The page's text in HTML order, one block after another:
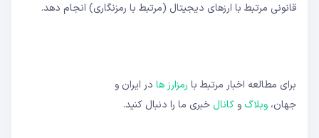
قانونی مرتبط با ارزهای دیجیتال (مرتبط با رمزنگاری) انجام دهد.
برای مطالعه اخبار مرتبط با رمزارز ها در ایران و
جهان، وبلاگ و کانال خبری ما را دنبال کنید.